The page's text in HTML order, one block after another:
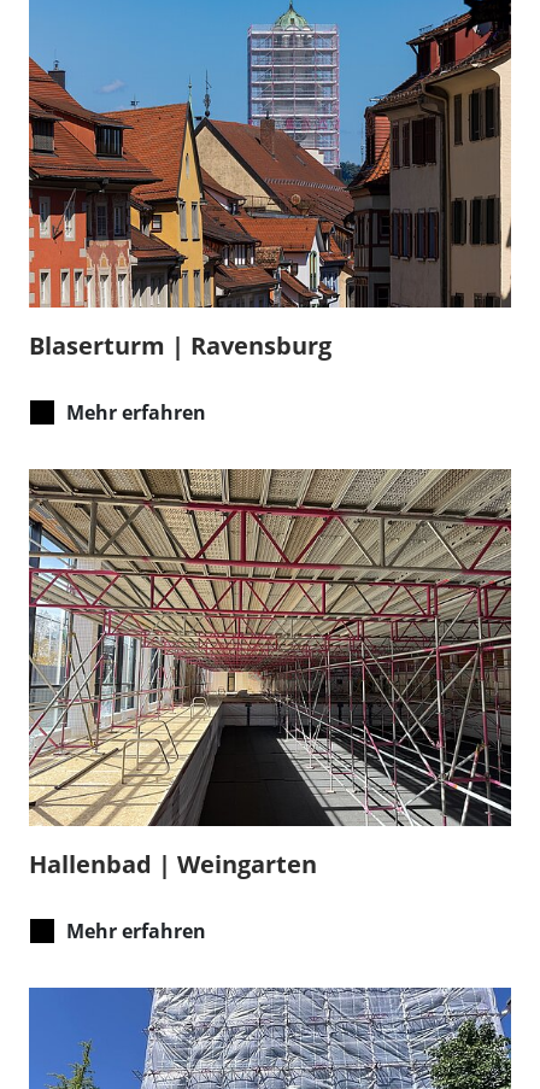
Blaserturm | Ravensburg
Mehr erfahren
Hallenbad | Weingarten
Mehr erfahren